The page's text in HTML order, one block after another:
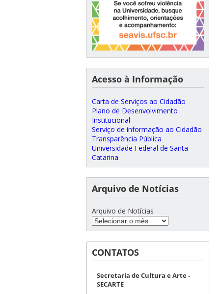
Acesso à Informação
Carta de Serviços ao Cidadão
Plano de Desenvolvimento
Institucional
Serviço de informação ao Cidadão
Transparência Pública
Universidade Federal de Santa
Catarina
Arquivo de Notícias
Arquivo de Notícias
CONTATOS
Secretaria de Cultura e Arte -
SECARTE